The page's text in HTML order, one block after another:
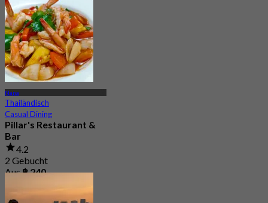
4.6
854 Gebucht
Aus฿ 277.5
Nana
Thailändisch
Casual Dining
Pillar's Restaurant &
Bar
4.2
2 Gebucht
Aus฿ 240